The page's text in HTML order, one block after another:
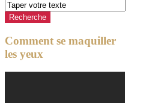
Comment se maquiller
les yeux